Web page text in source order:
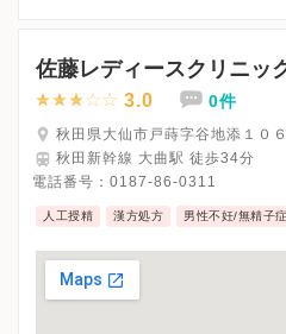
※日曜・祝日、休診
※詳細はクリニックHPを確認、ま
佐藤レディースクリニッ
3.0 0件
秋田県大仙市戸蒔字谷地添１０６
秋田新幹線 大曲駅 徒歩34分
電話番号： 0187-86-0311
人工授精 漢方処方 男性不妊/無精子症